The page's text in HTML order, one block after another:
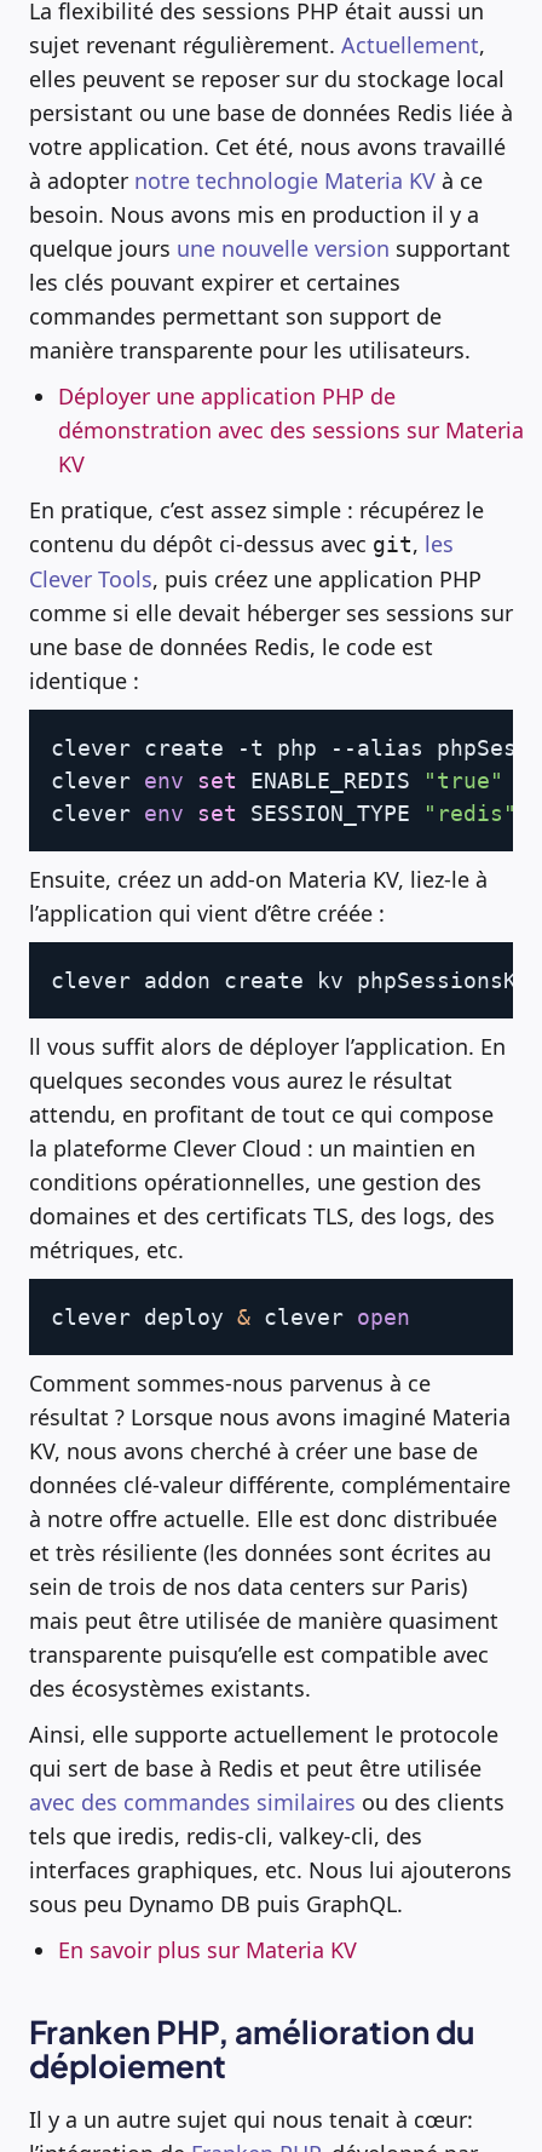
La flexibilité des sessions PHP était aussi un
sujet revenant régulièrement. Actuellement,
elles peuvent se reposer sur du stockage local
persistant ou une base de données Redis liée à
votre application. Cet été, nous avons travaillé
à adopter notre technologie Materia KV à ce
besoin. Nous avons mis en production il y a
quelque jours une nouvelle version supportant
les clés pouvant expirer et certaines
commandes permettant son support de
manière transparente pour les utilisateurs.
Déployer une application PHP de
démonstration avec des sessions sur Materia
KV
En pratique, c’est assez simple : récupérez le
contenu du dépôt ci-dessus avec git, les
Clever Tools, puis créez une application PHP
comme si elle devait héberger ses sessions sur
une base de données Redis, le code est
identique :
clever create -t php --alias
clever env set ENABLE_REDIS
"true"
clever env set SESSION_TYPE "redis"
Copy
Ensuite, créez un add-on Materia KV, liez-le à
l’application qui vient d’être créée :
clever addon create kv
Copy
ll vous suffit alors de déployer l’application. En
quelques secondes vous aurez le résultat
attendu, en profitant de tout ce qui compose
la plateforme Clever Cloud : un maintien en
conditions opérationnelles, une gestion des
domaines et des certificats TLS, des logs, des
métriques, etc.
clever deploy & clever open
Comment sommes-nous parvenus à ce
résultat ? Lorsque nous avons imaginé Materia
KV, nous avons cherché à créer une base de
données clé-valeur différente, complémentaire
à notre offre actuelle. Elle est donc distribuée
et très résiliente (les données sont écrites au
sein de trois de nos data centers sur Paris)
mais peut être utilisée de manière quasiment
transparente puisqu’elle est compatible avec
des écosystèmes existants.
Ainsi, elle supporte actuellement le protocole
qui sert de base à Redis et peut être utilisée
avec des commandes similaires ou des clients
tels que iredis, redis-cli, valkey-cli, des
interfaces graphiques, etc. Nous lui ajouterons
sous peu Dynamo DB puis GraphQL.
En savoir plus sur Materia KV
Franken PHP, amélioration du
déploiement
Il y a un autre sujet qui nous tenait à cœur: